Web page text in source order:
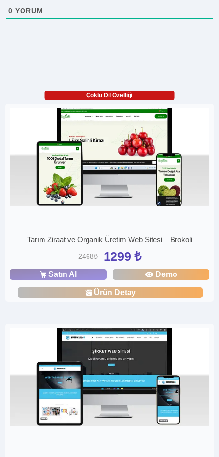
0 YORUM
Çoklu Dil Özelliği
Tarım Ziraat ve Organik Üretim Web Sitesi – Brokoli
2468₺ 1299 ₺
Satın Al Demo
Ürün Detay